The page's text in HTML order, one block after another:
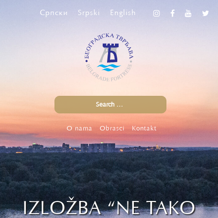
Српски Srpski English
O nama Obrasci Kontakt
IZLOŽBA “NE TAKO